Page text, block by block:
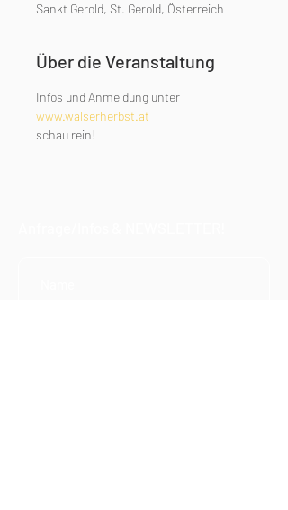
Sankt Gerold, St. Gerold, Österreich
Über die Veranstaltung
Infos und Anmeldung unter
www.walserherbst.at
schau rein!